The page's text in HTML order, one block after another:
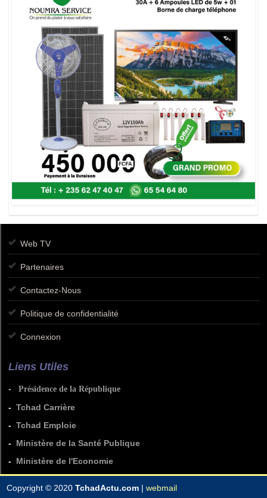
Web TV
Partenaires
Contactez-Nous
Politique de confidentialité
Connexion
Liens Utiles
- Présidence de la République
- Tchad Carrière
- Tchad Emploie
- Ministère de la Santé Publique
- Ministère de l'Economie
Copyright © 2020 TchadActu.com | webmail